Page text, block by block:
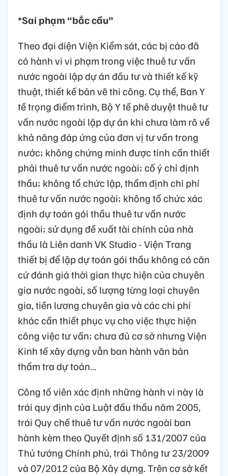
*Sai phạm “bắc cầu”
Theo đại diện Viện Kiểm sát, các bị cáo đã
có hành vi vi phạm trong việc thuê tư vấn
nước ngoài lập dự án đầu tư và thiết kế kỹ
thuật, thiết kế bản vẽ thi công. Cụ thể, Ban Y
tế trọng điểm trình, Bộ Y tế phê duyệt thuê tư
vấn nước ngoài lập dự án khi chưa làm rõ về
khả năng đáp ứng của đơn vị tư vấn trong
nước; không chứng minh được tính cần thiết
phải thuê tư vấn nước ngoài; cố ý chỉ định
thầu; không tổ chức lập, thẩm định chi phí
thuê tư vấn nước ngoài; không tổ chức xác
định dự toán gói thầu thuê tư vấn nước
ngoài; sử dụng đề xuất tài chính của nhà
thầu là Liên danh VK Studio - Viện Trang
thiết bị để lập dự toán gói thầu không có căn
cứ đánh giá thời gian thực hiện của chuyên
gia nước ngoài, số lượng từng loại chuyên
gia, tiền lương chuyên gia và các chi phí
khác cần thiết phục vụ cho việc thực hiện
công việc tư vấn; chưa đủ cơ sở nhưng Viện
Kinh tế xây dựng vẫn ban hành văn bản
thẩm tra dự toán…
Công tố viên xác định những hành vi này là
trái quy định của Luật đấu thầu năm 2005,
trái Quy chế thuê tư vấn nước ngoài ban
hành kèm theo Quyết định số 131/2007 của
Thủ tướng Chính phủ, trái Thông tư 23/2009
và 07/2012 của Bộ Xây dựng. Trên cơ sở kết